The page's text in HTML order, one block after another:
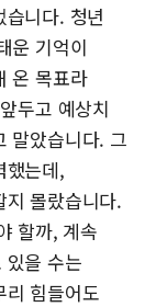
니다. 청년
운 기억이
온 목표라
두고 예상치
말았습니다. 그
했는데,
몰랐습니다.
할까, 계속
있을 수는
리 힘들어도